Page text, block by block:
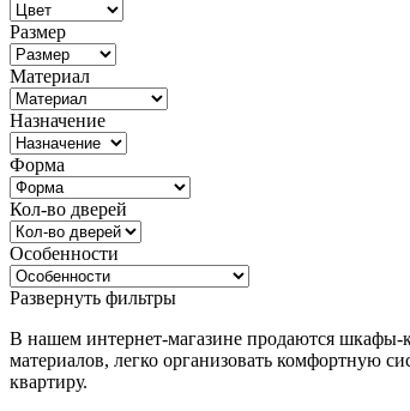
Размер
Материал
Назначение
Форма
Кол-во дверей
Особенности
Развернуть фильтры
В нашем интернет-магазине продаются шкафы-
материалов, легко организовать комфортную
квартиру.